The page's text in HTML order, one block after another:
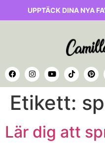
UPPTÄCK DINA NYA
Etikett:
Lär dig att